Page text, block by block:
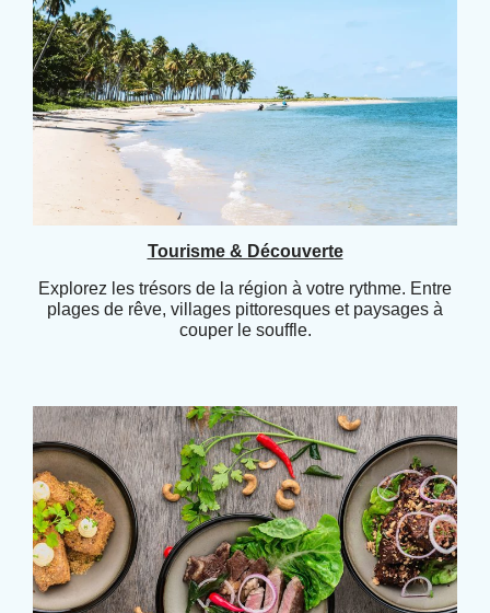
Tourisme & Découverte
Explorez les trésors de la région à votre rythme. Entre
plages de rêve, villages pittoresques et paysages à
couper le souffle.